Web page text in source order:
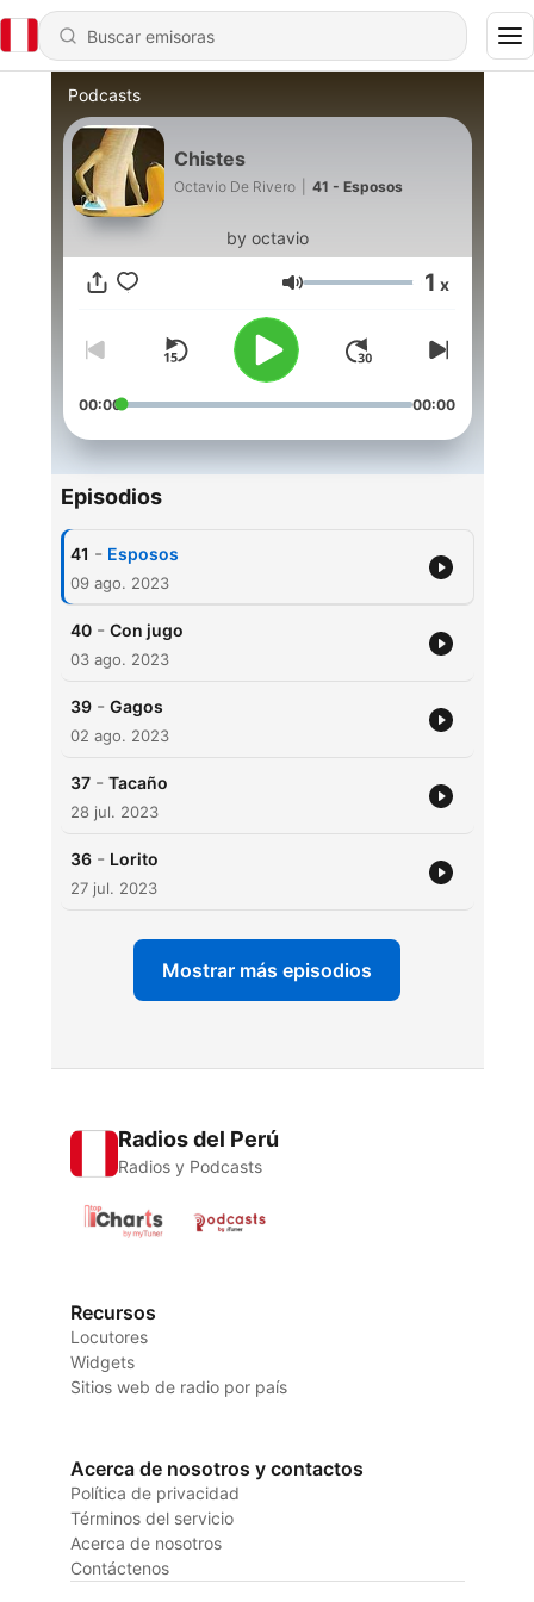
Podcasts
Chistes
Octavio De Rivero 41 - Esposos
by octavio
Volumen 1 x
00:00 00:00
Episodios
41 - Esposos
09 ago. 2023
40 - Con jugo
03 ago. 2023
39 - Gagos
02 ago. 2023
37 - Tacaño
28 jul. 2023
36 - Lorito
27 jul. 2023
Mostrar más episodios
Radios del Perú
Radios y Podcasts
Recursos
Locutores
Widgets
Sitios web de radio por país
Acerca de nosotros y contactos
Política de privacidad
Términos del servicio
Acerca de nosotros
Contáctenos